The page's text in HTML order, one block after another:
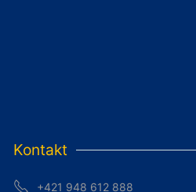
Kontakt
+421 948 612 888